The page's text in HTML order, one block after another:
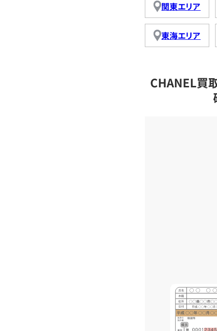
関東エリア
東海エリア
CHANEL買